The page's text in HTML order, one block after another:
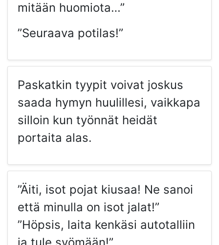
mitään huomiota…”
”Seuraava potilas!”
Paskatkin tyypit voivat joskus
saada hymyn huulillesi, vaikkapa
silloin kun työnnät heidät
portaita alas.
”Äiti, isot pojat kiusaa! Ne sanoi
että minulla on isot jalat!”
”Höpsis, laita kenkäsi autotalliin